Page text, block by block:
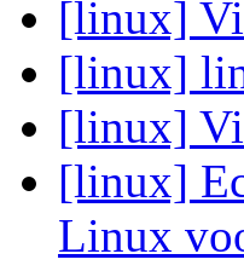
[linux]
[linux]
[linux]
[linux]
Linux